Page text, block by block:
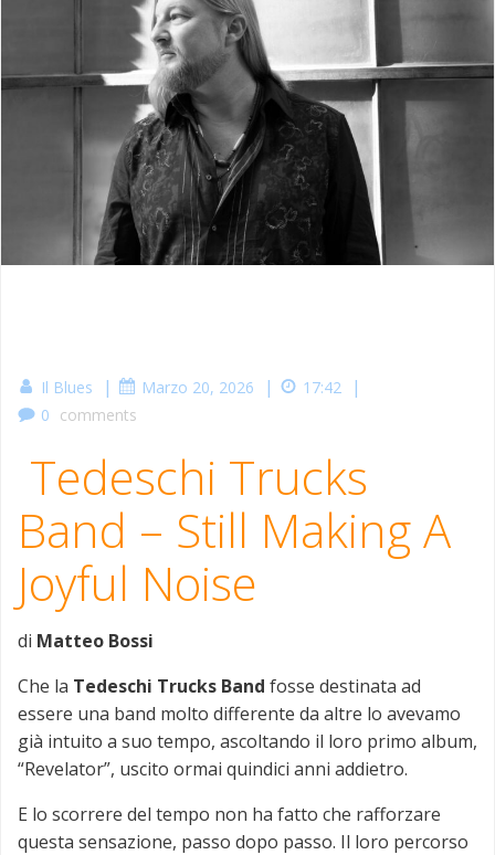
Il Blues | Marzo 20, 2026 | 17:42 |
0 comments
Tedeschi Trucks
Band – Still Making A
Joyful Noise
di Matteo Bossi
Che la Tedeschi Trucks Band fosse destinata ad
essere una band molto differente da altre lo avevamo
già intuito a suo tempo, ascoltando il loro primo album,
“Revelator”, uscito ormai quindici anni addietro.
E lo scorrere del tempo non ha fatto che rafforzare
questa sensazione, passo dopo passo. Il loro percorso